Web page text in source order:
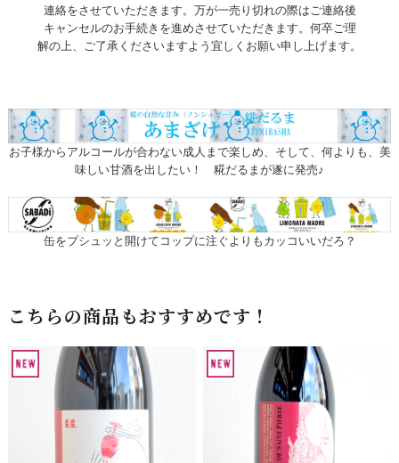
連絡をさせていただきます。万が一売り切れの際はご連絡後
キャンセルのお手続きを進めさせていただきます。何卒ご理
解の上、ご了承くださいますよう宜しくお願い申し上げます。
お子様からアルコールが合わない成人まで楽しめ、そして、何よりも、美
味しい甘酒を出したい！ 糀だるまが遂に発売♪
缶をプシュッと開けてコップに注ぐよりもカッコいいだろ？
こちらの商品もおすすめです！